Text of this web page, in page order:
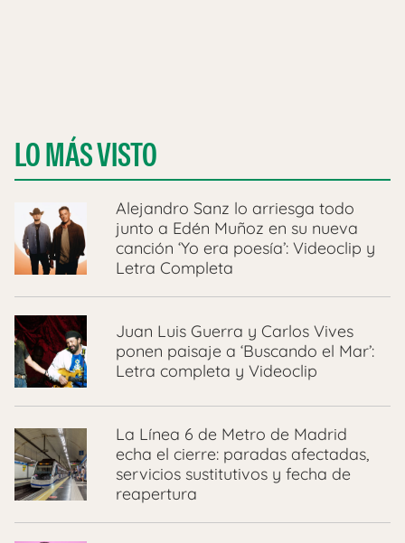
LO MÁS VISTO
Alejandro Sanz lo arriesga todo
junto a Edén Muñoz en su nueva
canción ‘Yo era poesía’: Videoclip y
Letra Completa
Juan Luis Guerra y Carlos Vives
ponen paisaje a ‘Buscando el Mar’:
Letra completa y Videoclip
La Línea 6 de Metro de Madrid
echa el cierre: paradas afectadas,
servicios sustitutivos y fecha de
reapertura